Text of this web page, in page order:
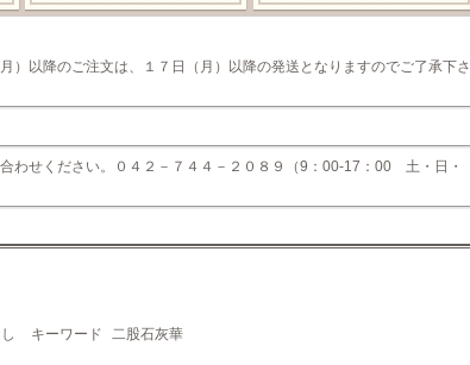
）以降のご注文は、１７日（月）以降の発送となりますのでご了承下さ
わせください。０４２－７４４－２０８９（9：00-17：00 土・日・
キーワード 二股石灰華